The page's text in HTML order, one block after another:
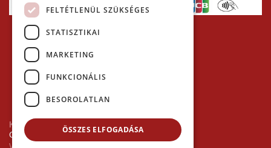
Kezdőlap
Copyright © 2026 Minden jog fenntartva!
FELTÉTLENÜL SZÜKSÉGES
STATISZTIKAI
MARKETING
FUNKCIONÁLIS
BESOROLATLAN
ÖSSZES ELFOGADÁSA